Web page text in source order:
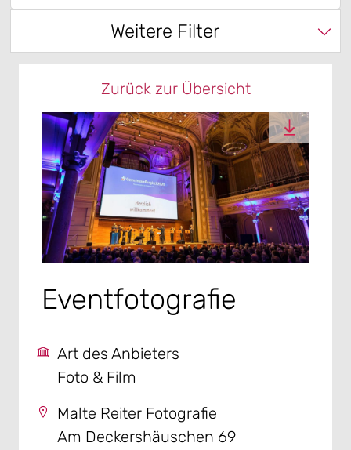
Weitere Filter
Zurück zur Übersicht
Eventfotografie
Art des Anbieters
Foto & Film
Malte Reiter Fotografie
Am Deckershäuschen 69